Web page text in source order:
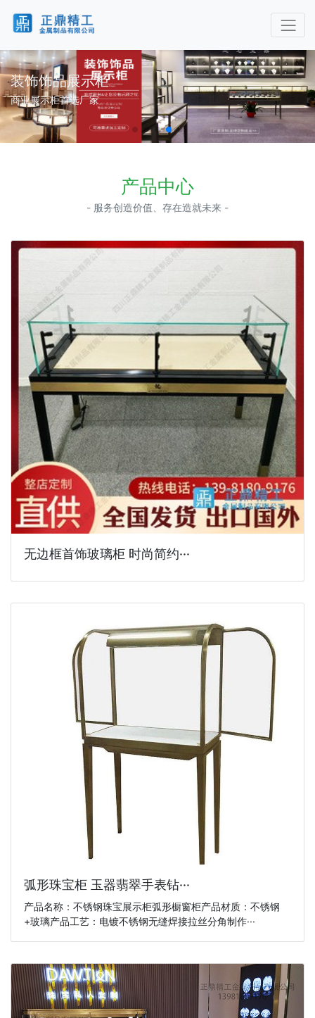
装饰饰品展示柜
商业展示柜首选厂家
产品中心
- 服务创造价值、存在造就未来 -
无边框首饰玻璃柜 时尚简约···
弧形珠宝柜 玉器翡翠手表钻···
产品名称：不锈钢珠宝展示柜弧形橱窗柜产品材质：不锈钢
+玻璃产品工艺：电镀不锈钢无缝焊接拉丝分角制作···